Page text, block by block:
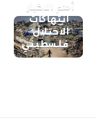
أهم الاخبار
انتهاكات
الاحتلال
فلسطيني